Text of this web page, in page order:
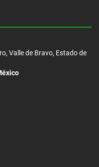
Valle de Bravo, Estado de